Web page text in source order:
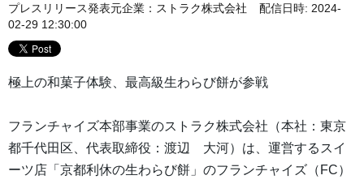
プレスリリース発表元企業： ストラク株式会社
配信日時: 2024-
02-29 12:30:00
極上の和菓子体験、最高級生わらび餅が参戦
フランチャイズ本部事業のストラク株式会社（本社：東京
都千代田区、代表取締役：渡辺 大河）は、運営するスイ
ーツ店「京都利休の生わらび餅」のフランチャイズ（FC）